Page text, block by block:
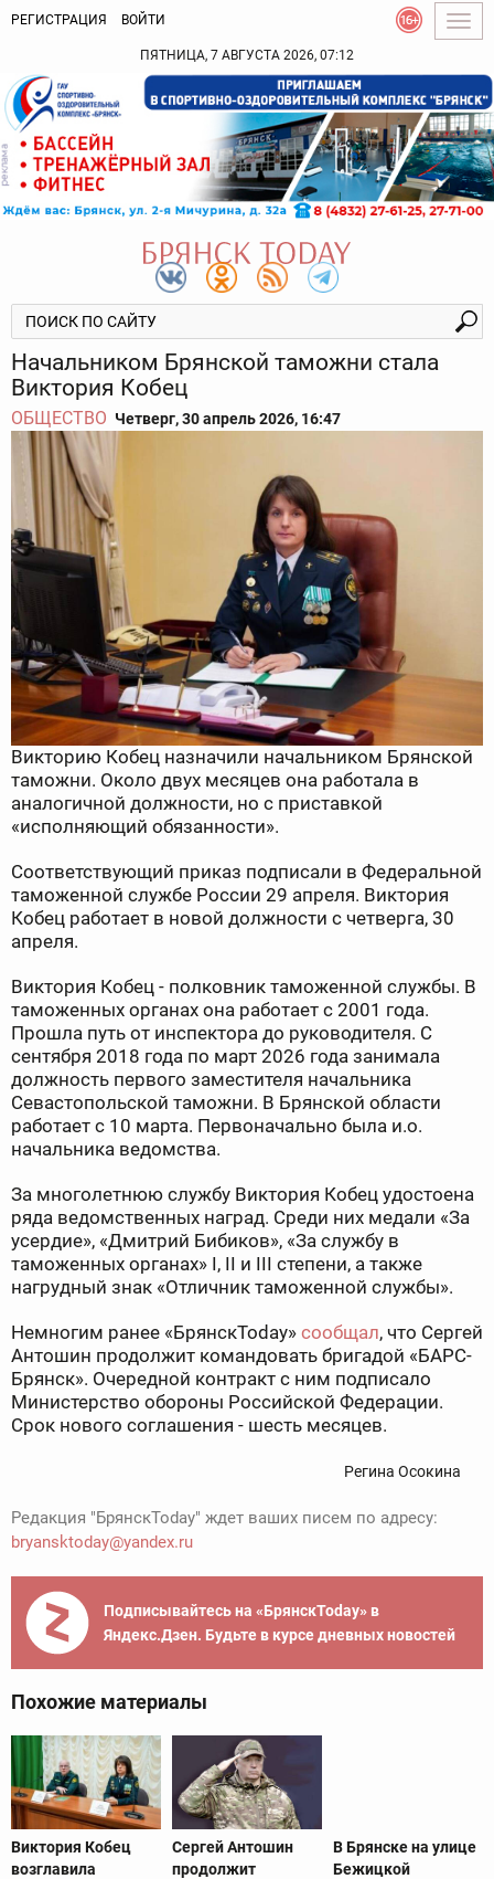
РЕГИСТРАЦИЯ ВОЙТИ
ПЯТНИЦА, 7 АВГУСТА 2026, 07:12
Начальником Брянской таможни стала
Виктория Кобец
ОБЩЕСТВО Четверг, 30 апрель 2026, 16:47
Викторию Кобец назначили начальником Брянской
таможни. Около двух месяцев она работала в
аналогичной должности, но с приставкой
«исполняющий обязанности».
Соответствующий приказ подписали в Федеральной
таможенной службе России 29 апреля. Виктория
Кобец работает в новой должности с четверга, 30
апреля.
Виктория Кобец - полковник таможенной службы. В
таможенных органах она работает с 2001 года.
Прошла путь от инспектора до руководителя. С
сентября 2018 года по март 2026 года занимала
должность первого заместителя начальника
Севастопольской таможни. В Брянской области
работает с 10 марта. Первоначально была и.о.
начальника ведомства.
За многолетнюю службу Виктория Кобец удостоена
ряда ведомственных наград. Среди них медали «За
усердие», «Дмитрий Бибиков», «За службу в
таможенных органах» I, II и III степени, а также
нагрудный знак «Отличник таможенной службы».
Немногим ранее «БрянскToday» сообщал, что Сергей
Антошин продолжит командовать бригадой «БАРС-
Брянск». Очередной контракт с ним подписало
Министерство обороны Российской Федерации.
Срок нового соглашения - шесть месяцев.
Регина Осокина
Редакция "БрянскToday" ждет ваших писем по адресу:
bryansktoday@yandex.ru
Подписывайтесь на «БрянскToday» в
Яндекс.Дзен. Будьте в курсе дневных новостей
Похожие материалы
Виктория Кобец
возглавила
Сергей Антошин
продолжит
В Брянске на улице
Бежицкой